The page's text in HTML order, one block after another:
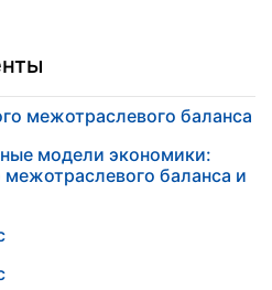
межотраслевого баланса
модели экономики:
баланса и